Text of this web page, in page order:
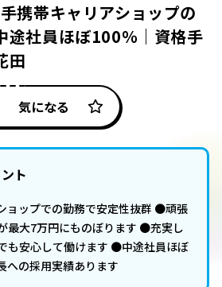
携帯キャリアショップの
途社員ほぼ100％｜資格手
田
気になる
ト
ョップでの勤務で安定性抜群 ●頑張
最大7万円にものぼります ●充実し
も安心して働けます ●中途社員ほぼ
の採用実績あります